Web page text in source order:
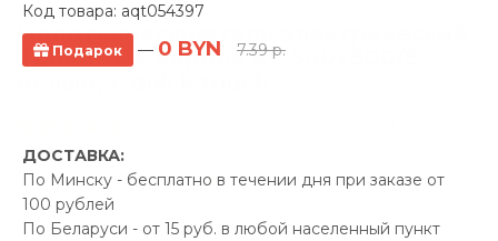
Код товара: aqt054397
Подарок — 0 BYN 7.39 р.
ДОСТАВКА:
По Минску - бесплатно в течении дня при заказе от
100 рублей
По Беларуси - от 15 руб. в любой населенный пункт
Полотенцесушитель электрический
TERMINUS Аврора КС 500x800/8
Производитель:TERMINUS
Код Товара: aqt055861